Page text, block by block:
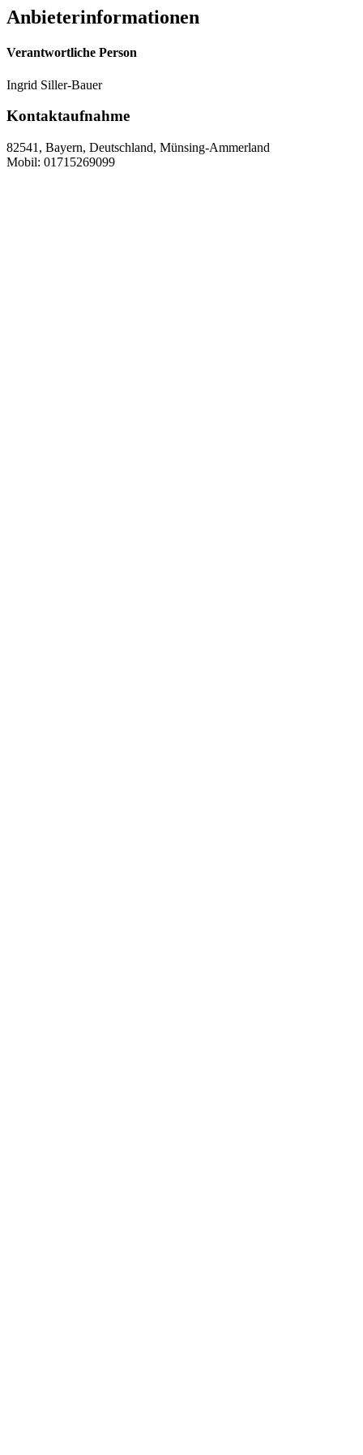
Anbieterinformationen
Verantwortliche Person
Ingrid Siller-Bauer
Kontaktaufnahme
82541, Bayern, Deutschland, Münsing-Ammerland
Mobil: 01715269099